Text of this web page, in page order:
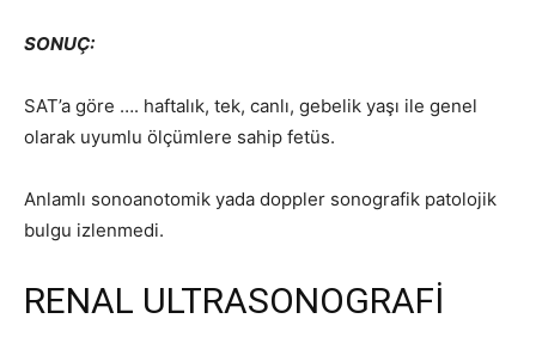
SONUÇ:
SAT’a göre …. haftalık, tek, canlı, gebelik yaşı ile genel
olarak uyumlu ölçümlere sahip fetüs.
Anlamlı sonoanotomik yada doppler sonografik patolojik
bulgu izlenmedi.
RENAL ULTRASONOGRAFİ